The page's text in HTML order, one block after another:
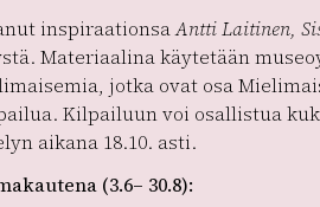
inspiraationsaAntti Laitinen,
Materiaalina käytetään
jotka ovat osa
Kilpailuun voi osallistua
aikana 18.10. asti.
(3.6– 30.8):